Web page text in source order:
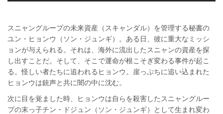
スニャングループの未来資産（スキャンダル）を管理する秘書の
ユン・ヒョンウ（ソン・ジュンギ）。ある日、彼に重大なミッシ
ョンが与えられる。それは、海外に流出したスニャンの資産を探
し出すことだ。そして、そこで運命が根こそぎ変わる事件が起こ
る。怪しい者たちに追われるヒョンウ。崖っぷちに追い込まれた
ヒョンウは銃声と共に闇の中に沈む。
次に目を覚ました時、ヒョンウは自らを殺害したスニャングルー
プの末っ子チン・ドジュン（ソン・ジュンギ）として生まれ変わ